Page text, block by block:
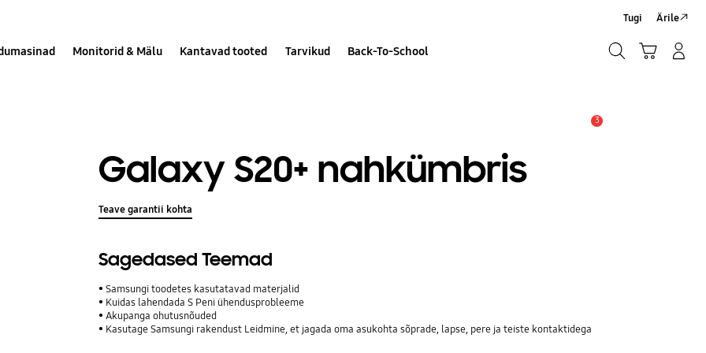
Monitorid & Mälu Kantavad tooted Tarvikud Back-To-School
Tugi Ärile
3
Galaxy S20+ nahkümbris
Teave garantii kohta
Sagedased Teemad
Samsungi toodetes kasutatavad materjalid
Kuidas lahendada S Peni ühendusprobleeme
Akupanga ohutusnõuded
Kasutage Samsungi rakendust Leidmine, et jagada oma asukohta sõprade, lapse, pere ja teiste kontaktidega